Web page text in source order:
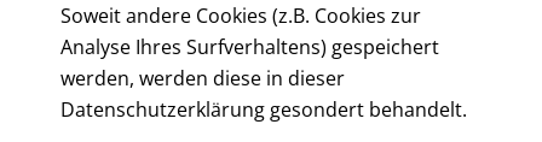
Soweit andere Cookies (z.B. Cookies zur
Analyse Ihres Surfverhaltens) gespeichert
werden, werden diese in dieser
Datenschutzerklärung gesondert behandelt.